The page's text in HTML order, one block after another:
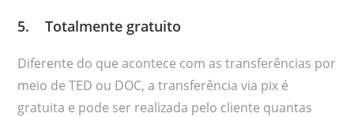
5. Totalmente gratuito
Diferente do que acontece com as transferências por
meio de TED ou DOC, a transferência via pix é
gratuita e pode ser realizada pelo cliente quantas